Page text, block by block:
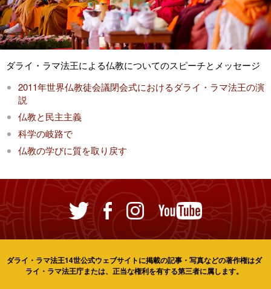
ダライ・ラマ法王による仏教についてのスピーチとメッセージ
2011年世界仏教徒会議閉会式におけるダライ・ラマ法王の演
説
仏教と民主主義
科学の岐路で
仏教の学びに質を取り戻す
ダライ・ラマ法王14世公式ウェブサイトに掲載の記事・写真などの著作権はダ
ライ・ラマ法王庁または、正当な権利を有する第三者に属します。